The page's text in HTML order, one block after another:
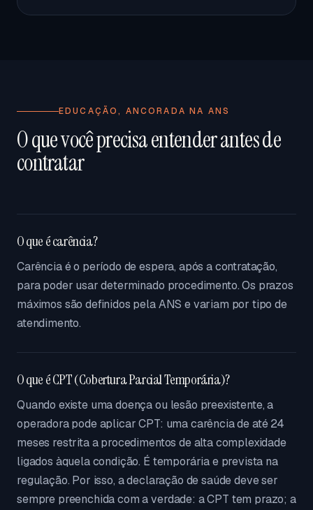
EDUCAÇÃO, ANCORADA NA ANS
O que você precisa entender antes de
contratar
O que é carência?
Carência é o período de espera, após a contratação,
para poder usar determinado procedimento. Os prazos
máximos são definidos pela ANS e variam por tipo de
atendimento.
O que é CPT (Cobertura Parcial Temporária)?
Quando existe uma doença ou lesão preexistente, a
operadora pode aplicar CPT: uma carência de até 24
meses restrita a procedimentos de alta complexidade
ligados àquela condição. É temporária e prevista na
regulação. Por isso, a declaração de saúde deve ser
sempre preenchida com a verdade: a CPT tem prazo; a